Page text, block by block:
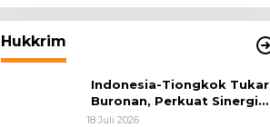
Hukkrim
Indonesia-Tiongkok Tukar
Buronan, Perkuat Sinergi
Penegakan Hukum Lintas
18 Juli 2026